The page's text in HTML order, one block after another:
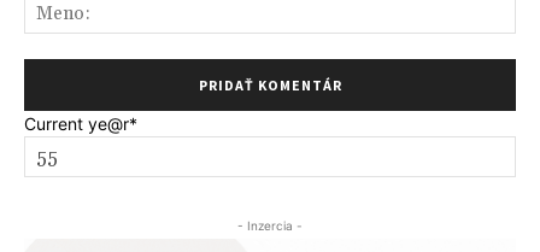
Current ye@r*
- Inzercia -